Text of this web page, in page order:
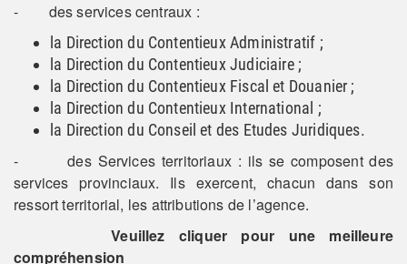
- des services centraux :
la Direction du Contentieux Administratif ;
la Direction du Contentieux Judiciaire ;
la Direction du Contentieux Fiscal et Douanier ;
la Direction du Contentieux International ;
la Direction du Conseil et des Etudes Juridiques.
- des Services territoriaux : ils se composent des
services provinciaux. Ils exercent, chacun dans son
ressort territorial, les attributions de l’agence.
Veuillez cliquer pour une meilleure
compréhension